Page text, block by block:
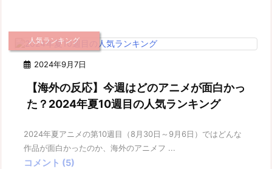
2024年9月7日
人気ランキング
【海外の反応】今週はどのアニメが面白かっ
た？2024年夏10週目の人気ランキング
2024年夏アニメの第10週目（8月30日～9月6日）ではどんな
作品が面白かったのか、海外のアニメフ ...
コメント (5)